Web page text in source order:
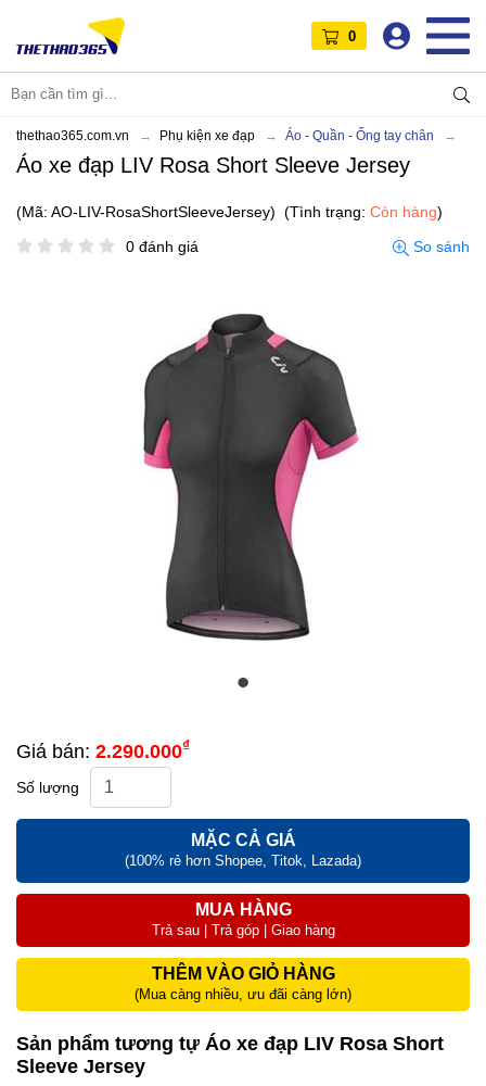
0
thethao365.com.vn Phụ kiện xe đạp Áo - Quần - Ống tay chân
Áo xe đạp LIV Rosa Short Sleeve Jersey
(Mã: AO-LIV-RosaShortSleeveJersey) (Tình trạng: Còn hàng)
0 đánh giá
So sánh
Giá bán: 2.290.000₫
Số lượng
MẶC CẢ GIÁ
(100% rẻ hơn Shopee, Titok, Lazada)
MUA HÀNG
Trả sau | Trả góp | Giao hàng
THÊM VÀO GIỎ HÀNG
(Mua càng nhiều, ưu đãi càng lớn)
Sản phẩm tương tự Áo xe đạp LIV Rosa Short
Sleeve Jersey